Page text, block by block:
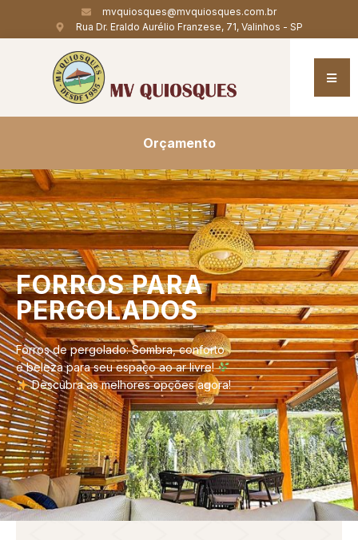
mvquiosques@mvquiosques.com.br
Rua Dr. Eraldo Aurélio Franzese, 71, Valinhos - SP
Orçamento
FORROSPARA
PERGOLADOS
Forros de pergolado: Sombra, conforto
e beleza para seu espaço ao ar livre!
Descubra as melhores opções agora!